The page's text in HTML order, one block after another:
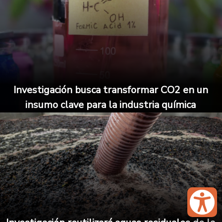
Investigación busca transformar CO2 en un
insumo clave para la industria química